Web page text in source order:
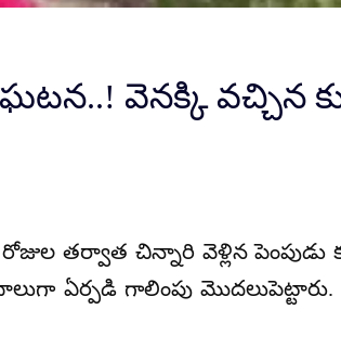
వెనక్కి వచ్చిన
తర్వాత చిన్నారి వెళ్లిన పెంపుడు
ఏర్పడి గాలింపు మొదలుపెట్టారు.